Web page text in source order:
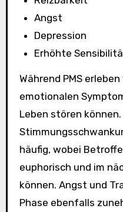
Angst
Depression
Erhöhte
Während PMS
emotionalen
Leben stören können.
häufig, wobei
euphorisch und im
können. Angst und
Phase ebenfalls